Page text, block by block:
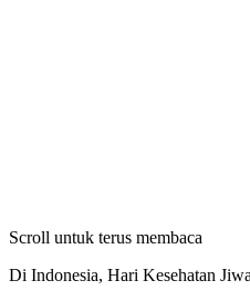
Scroll untuk terus membaca
Di Indonesia, Hari Kesehatan